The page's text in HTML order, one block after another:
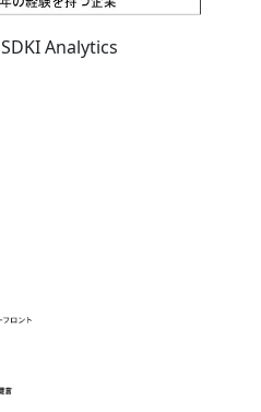
SDKI Analytics